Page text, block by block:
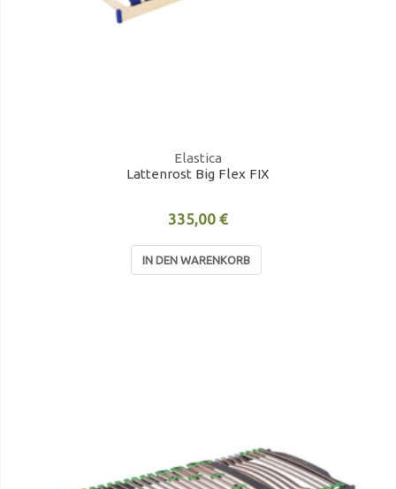
Elastica
Lattenrost Big Flex FIX
335,00 €
IN DEN WARENKORB